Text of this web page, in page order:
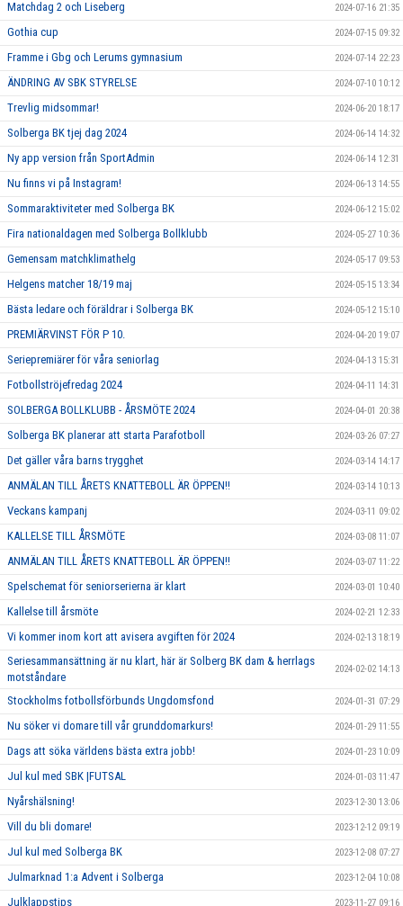
Matchdag 2 och Liseberg 2024-07-16 21:35
Gothia cup 2024-07-15 09:32
Framme i Gbg och Lerums gymnasium 2024-07-14 22:23
ÄNDRING AV SBK STYRELSE 2024-07-10 10:12
Trevlig midsommar! 2024-06-20 18:17
Solberga BK tjej dag 2024 2024-06-14 14:32
Ny app version från SportAdmin 2024-06-14 12:31
Nu finns vi på Instagram! 2024-06-13 14:55
Sommaraktiviteter med Solberga BK 2024-06-12 15:02
Fira nationaldagen med Solberga Bollklubb 2024-05-27 10:36
Gemensam matchklimathelg 2024-05-17 09:53
Helgens matcher 18/19 maj 2024-05-15 13:34
Bästa ledare och föräldrar i Solberga BK 2024-05-12 15:10
PREMIÄRVINST FÖR P 10. 2024-04-20 19:07
Seriepremiärer för våra seniorlag 2024-04-13 15:31
Fotbollströjefredag 2024 2024-04-11 14:31
SOLBERGA BOLLKLUBB - ÅRSMÖTE 2024 2024-04-01 20:38
Solberga BK planerar att starta Parafotboll 2024-03-26 07:27
Det gäller våra barns trygghet 2024-03-14 14:17
ANMÄLAN TILL ÅRETS KNATTEBOLL ÄR ÖPPEN!! 2024-03-14 10:13
Veckans kampanj 2024-03-11 09:02
KALLELSE TILL ÅRSMÖTE 2024-03-08 11:07
ANMÄLAN TILL ÅRETS KNATTEBOLL ÄR ÖPPEN!! 2024-03-07 11:22
Spelschemat för seniorserierna är klart 2024-03-01 10:40
Kallelse till årsmöte 2024-02-21 12:33
Vi kommer inom kort att avisera avgiften för 2024 2024-02-13 18:19
Seriesammansättning är nu klart, här är Solberg BK dam & herrlags
motståndare
2024-02-02 14:13
Stockholms fotbollsförbunds Ungdomsfond 2024-01-31 07:29
Nu söker vi domare till vår grunddomarkurs! 2024-01-29 11:55
Dags att söka världens bästa extra jobb! 2024-01-23 10:09
Jul kul med SBK |FUTSAL 2024-01-03 11:47
Nyårshälsning! 2023-12-30 13:06
Vill du bli domare! 2023-12-12 09:19
Jul kul med Solberga BK 2023-12-08 07:27
Julmarknad 1:a Advent i Solberga 2023-12-04 10:08
Julklappstips 2023-11-27 09:16